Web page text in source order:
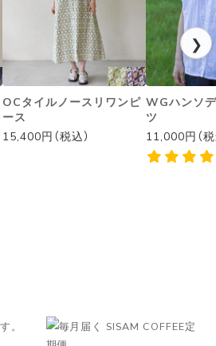
OCタイルノースリワンピ
ース
15,400円（税込）
WGハンソ
ツ
11,000円（税
❯